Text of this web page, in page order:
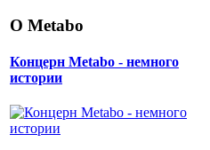
О Metabo
Концерн Metabo - немного
истории